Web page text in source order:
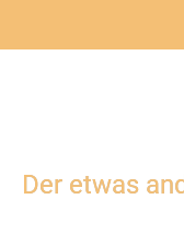
Der etwas